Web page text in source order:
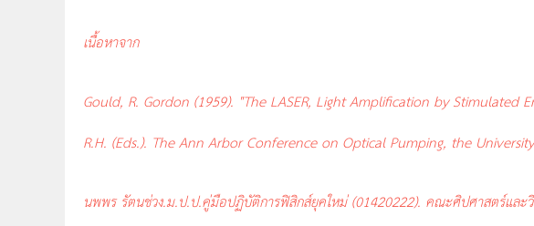
เนื้อหาจาก
Gould, R. Gordon (1959). "The LASER, Light Amplification by Stimulated
R.H. (Eds.). The Ann Arbor Conference on Optical Pumping, the
นพพร รัตนช่วง.ม.ป.ป.คู่มือปฏิบัติการฟิสิกส์ยุคใหม่ (01420222). คณะศิปศาสตร์และ